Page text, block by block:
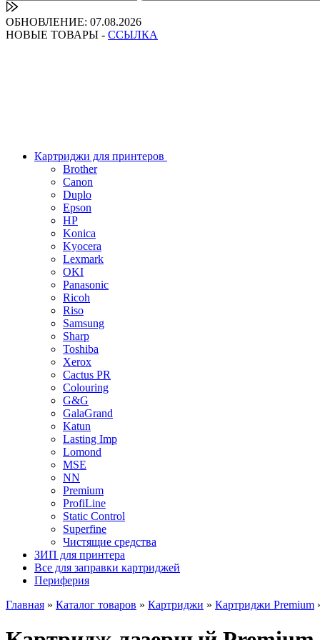
ОБНОВЛЕНИЕ: 07.08.2026
НОВЫЕ ТОВАРЫ - ССЫЛКА
Картриджи для принтеров
Brother
Canon
Duplo
Epson
HP
Konica
Kyocera
Lexmark
OKI
Panasonic
Ricoh
Riso
Samsung
Sharp
Toshiba
Xerox
Cactus PR
Colouring
G&G
GalaGrand
Katun
Lasting Imp
Lomond
MSE
NN
Premium
ProfiLine
Static Control
Superfine
Чистящие средства
ЗИП для принтера
Все для заправки картриджей
Периферия
Главная » Каталог товаров » Картриджи » Картриджи Premium